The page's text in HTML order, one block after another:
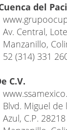
del
Av. Central,
Manzanillo,
52 (314) 331
C.V.
Blvd. Miguel
Azul, C.P. 28218